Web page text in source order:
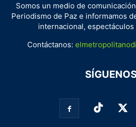
Somos un medio de
Periodismo de Paz e informamos
internacional, espectáculos
Contáctanos: